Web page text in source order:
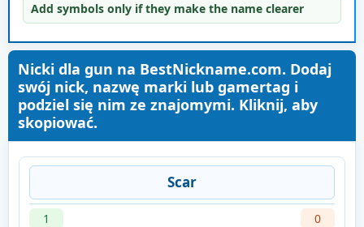
Add symbols only if they make the name clearer
Nicki dla gun na BestNickname.com. Dodaj
swój nick, nazwę marki lub gamertag i
podziel się nim ze znajomymi. Kliknij, aby
skopiować.
Scar
1 0